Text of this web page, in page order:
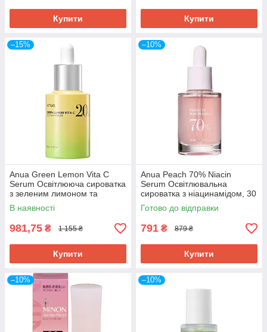
Купити Купити
–15%
Anua Green Lemon Vita C
Serum Освітлююча сироватка
з зеленим лимоном та
вітаміном С, 20 мл. До
05/2027
В наявності
981,75 ₴ 1 155 ₴
Купити
–10%
Anua Peach 70% Niacin
Serum Освітлювальна
сироватка з ніацинамідом, 30
мл. До 07/2027
Готово до відправки
791 ₴ 879 ₴
Купити
–10% –10%